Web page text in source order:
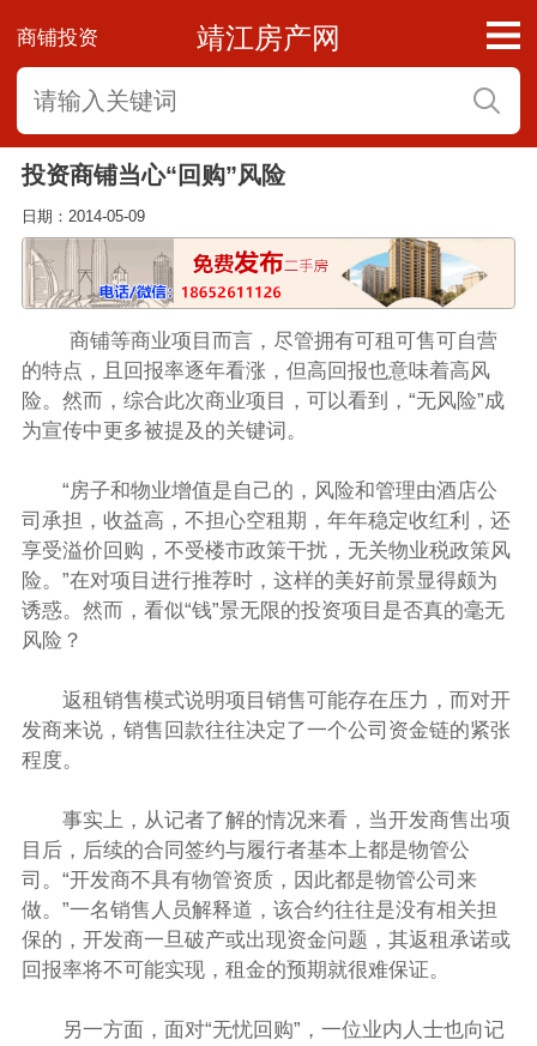
商铺投资 靖江房产网
投资商铺当心“回购”风险
日期：2014-05-09
商铺等商业项目而言，尽管拥有可租可售可自营
的特点，且回报率逐年看涨，但高回报也意味着高风
险。然而，综合此次商业项目，可以看到，“无风险”成
为宣传中更多被提及的关键词。
“房子和物业增值是自己的，风险和管理由酒店公
司承担，收益高，不担心空租期，年年稳定收红利，还
享受溢价回购，不受楼市政策干扰，无关物业税政策风
险。”在对项目进行推荐时，这样的美好前景显得颇为
诱惑。然而，看似“钱”景无限的投资项目是否真的毫无
风险？
返租销售模式说明项目销售可能存在压力，而对开
发商来说，销售回款往往决定了一个公司资金链的紧张
程度。
事实上，从记者了解的情况来看，当开发商售出项
目后，后续的合同签约与履行者基本上都是物管公
司。“开发商不具有物管资质，因此都是物管公司来
做。”一名销售人员解释道，该合约往往是没有相关担
保的，开发商一旦破产或出现资金问题，其返租承诺或
回报率将不可能实现，租金的预期就很难保证。
另一方面，面对“无忧回购”，一位业内人士也向记